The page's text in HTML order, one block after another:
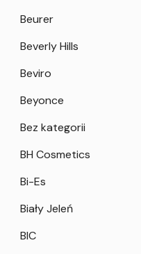
Beurer
Beverly Hills
Beviro
Beyonce
Bez kategorii
BH Cosmetics
Bi-Es
Biały Jeleń
BIC